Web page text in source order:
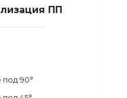
ПП
90°